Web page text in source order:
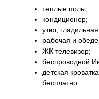
теплые полы;
кондиционер;
утюг,
рабочая и
ЖК телевизор;
беспроводной
детская
бесплатно.